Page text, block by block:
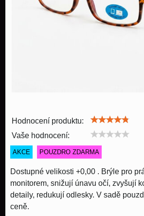
Hodnocení produktu:
Vaše hodnocení:
AKCE POUZDRO ZDARMA
Dostupné velikosti +0,00 . Brýle pro
monitorem, snižují únavu očí, zvyšují
detaily, redukují odlesky. V sadě
ceně.